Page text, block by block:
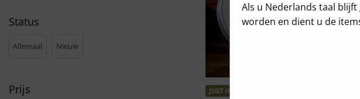
Status
Allemaal Nieuw
Prijs JUST IN
Als u Nederlands taal
worden en dient u de